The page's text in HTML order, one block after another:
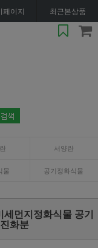
페이지 최근본상품
서양란
물 공기정화식물
먼지정화식물 공기
화분